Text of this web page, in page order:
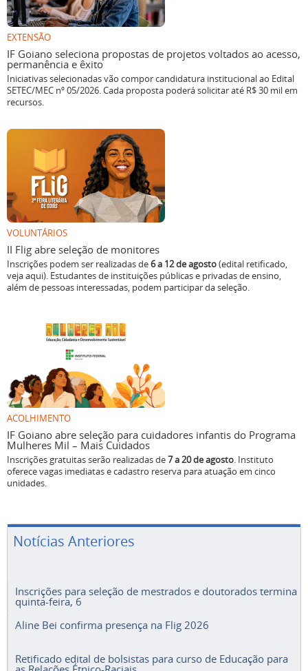
EXTENSÃO
IF Goiano seleciona propostas de projetos voltados ao acesso,
permanência e êxito
Iniciativas selecionadas vão compor candidatura institucional ao Edital
SETEC/MEC nº 05/2026. Cada proposta poderá solicitar até R$ 30 mil em
recursos.
VOLUNTÁRIOS
II Flig abre seleção de monitores
Inscrições podem ser realizadas de6 a 12 de agosto(edital retificado,
veja aqui). Estudantes de instituições públicas e privadas de ensino,
além de pessoas interessadas, podem participar da seleção.
ACOLHIMENTO
IF Goiano abre seleção para cuidadores infantis do Programa
Mulheres Mil – Mais Cuidados
Inscrições gratuitas serão realizadas de7 a 20 de agosto. Instituto
oferece vagas imediatas e cadastro reserva para atuação em cinco
unidades.
Notícias Anteriores
Inscrições para seleção de mestrados e doutorados termina
quinta-feira, 6
Aline Bei confirma presença na Flig 2026
Retificado edital de bolsistas para curso de Educação para